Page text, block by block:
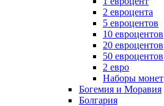
2 евроцента
5 евроцентов
10 евроцентов
20 евроцентов
50 евроцентов
2 евро
Наборы монет
Богемия и Моравия
Болгария